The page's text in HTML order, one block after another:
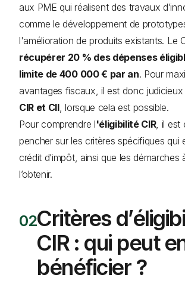
aux PME qui réalisent des travaux
comme le développement de
l'amélioration de produits existants. Le
récupérer 20 % des dépenses
limite de 400 000 € par an. Pour
avantages fiscaux, il est donc judicieux
CIR et CII, lorsque cela est possible.
Pour comprendre l'éligibilité CIR, il est
pencher sur les critères spécifiques qui
crédit d’impôt, ainsi que les démarches
l’obtenir.
Critères
CIR : qui peut
bénéficier ?